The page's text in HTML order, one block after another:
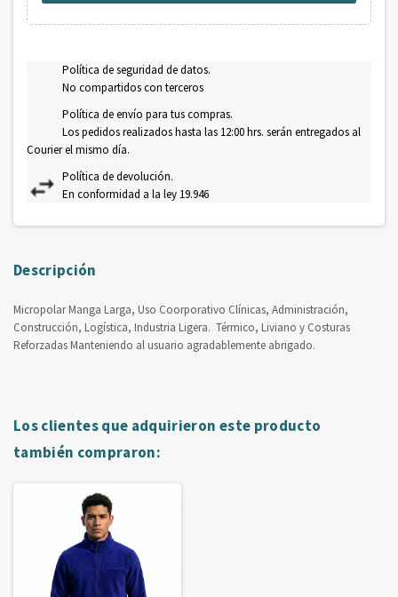
Política de seguridad de datos.
No compartidos con terceros
Política de envío para tus compras.
Los pedidos realizados hasta las 12:00 hrs. serán entregados al
Courier el mismo día.
Política de devolución.
En conformidad a la ley 19.946
Descripción
Micropolar Manga Larga, Uso Coorporativo Clínicas, Administración,
Construcción, Logística, Industria Ligera. Térmico, Liviano y Costuras
Reforzadas Manteniendo al usuario agradablemente abrigado.
Los clientes que adquirieron este producto
también compraron: